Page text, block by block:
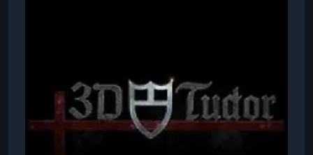
5.4 Creating the Keel
00:22:33